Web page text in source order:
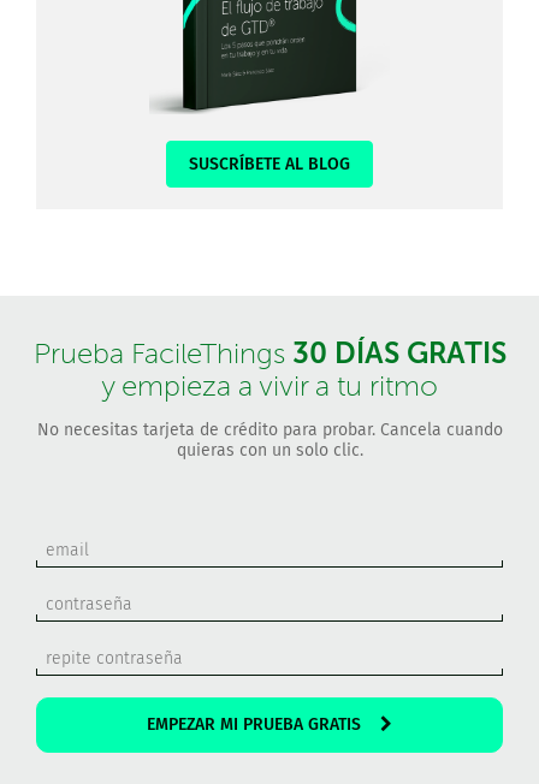
SUSCRÍBETE AL BLOG
Prueba FacileThings 30 DÍAS GRATIS
y empieza a vivir a tu ritmo
No necesitas tarjeta de crédito para probar. Cancela cuando
quieras con un solo clic.